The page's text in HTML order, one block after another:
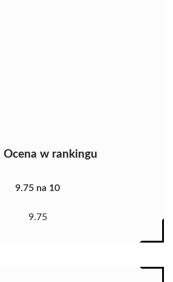
Ocena w rankingu
9.75 na 10
9.75